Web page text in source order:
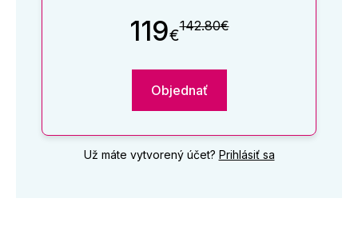
119€142.80€
Objednať
Už máte vytvorený účet? Prihlásiť sa